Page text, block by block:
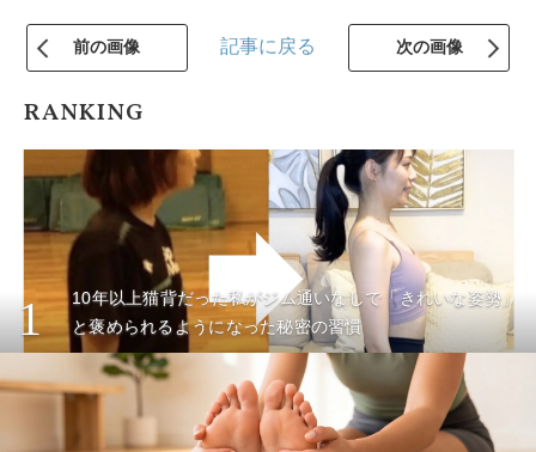
前の画像 記事に戻る 次の画像
RANKING
1
10年以上猫背だった私がジム通いなしで「きれいな姿勢」
と褒められるようになった秘密の習慣